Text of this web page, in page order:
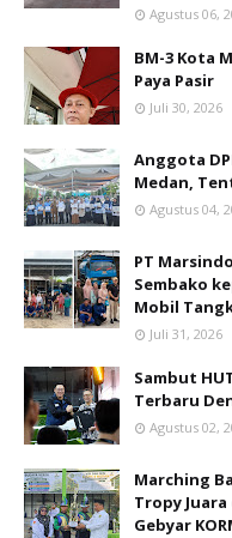
Agustus 06,
BM-3 Kota
Paya Pasir
Juli 30, 2026
Anggota
Medan,
Agustus 04,
PT
Sembako
Mobil
Juli 31, 2026
Sambut
Terbaru
Agustus 02,
Marching
Tropy Juara
Gebyar